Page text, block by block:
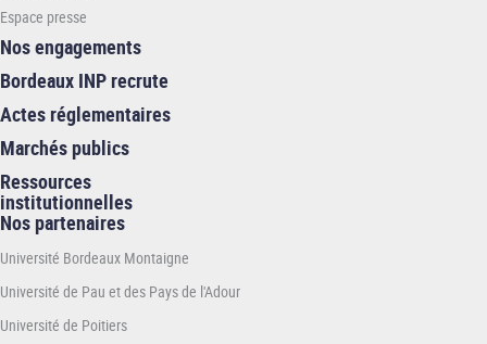
Espace presse
Nos engagements
Bordeaux INP recrute
Actes réglementaires
Marchés publics
Ressources
institutionnelles
Nos partenaires
Université Bordeaux Montaigne
Université de Pau et des Pays de l'Adour
Université de Poitiers